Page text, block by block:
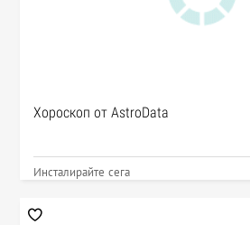
Хороскоп от AstroData
Инсталирайте сега